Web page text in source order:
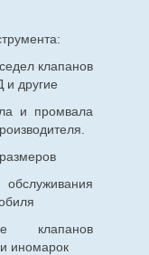
клапанов
другие
и промвала
клапанов
иномарок